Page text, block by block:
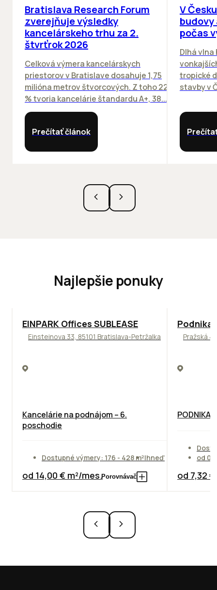
Bratislava Research Forum
zverejňuje výsledky
kancelárskeho trhu za 2.
štvrťrok 2026
Celková výmera kancelárskych
priestorov v Bratislave dosahuje 1,75
milióna metrov štvorcových. Z toho 22
% tvoria kancelárie štandardu A+, 38...
Prečítať článok
V
počas
Dlhá
tropické
stavby v
Najlepšie ponuky
TOP ODPORÚČAME
EINPARK Offices SUBLEASE
Einsteinova 33, 85101 Bratislava-Petržalka
Kancelárie na podnájom – 6.
poschodie
Dostupné výmery: 176 - 428 m²Ihneď
od 14,00 € m²/mes.Porovnávač
Pražská
od
od 7,32